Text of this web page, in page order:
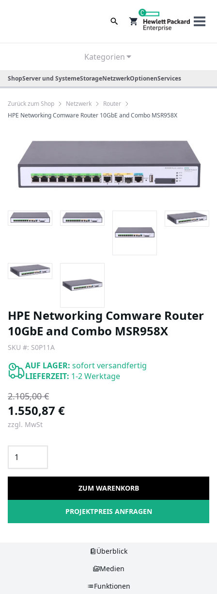
0
Kategorien
ShopServer und SystemeStorageNetzwerkOptionenServices
Zurück zum Shop Netzwerk
Router
HPE Networking Comware Router 10GbE and Combo MSR958X
HPE Networking Comware Router
10GbE and Combo MSR958X
SKU #: S0P11A
AUF LAGER: sofort versandfertig
LIEFERZEIT: 1-2 Werktage
2.105,00 €
1.550,87 €
zzgl. MwSt
ZUM WARENKORB
PROJEKTPREIS ANFRAGEN
Überblick
Medien
Funktionen